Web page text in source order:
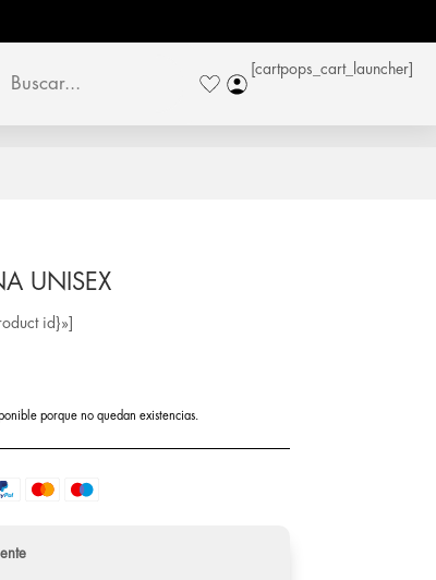
[cartpops_cart_launcher]
UNISEX
id}»]
porque no quedan existencias.